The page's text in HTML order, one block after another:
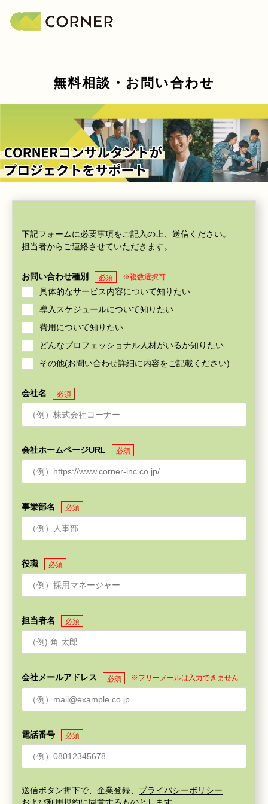
無料相談・お問い合わせ
下記フォームに必要事項をご記入の上、送信ください。
担当者からご連絡させていただきます。
お問い合わせ種別 必須 ※複数選択可
具体的なサービス内容について知りたい
導入スケジュールについて知りたい
費用について知りたい
どんなプロフェッショナル人材がいるか知りたい
その他(お問い合わせ詳細に内容をご記載ください)
会社名 必須
会社ホームページURL 必須
事業部名 必須
役職 必須
担当者名 必須
会社メールアドレス 必須 ※フリーメールは入力できません
電話番号 必須
送信ボタン押下で、企業登録、 プライバシーポリシー
および利用規約に同意するものとします。